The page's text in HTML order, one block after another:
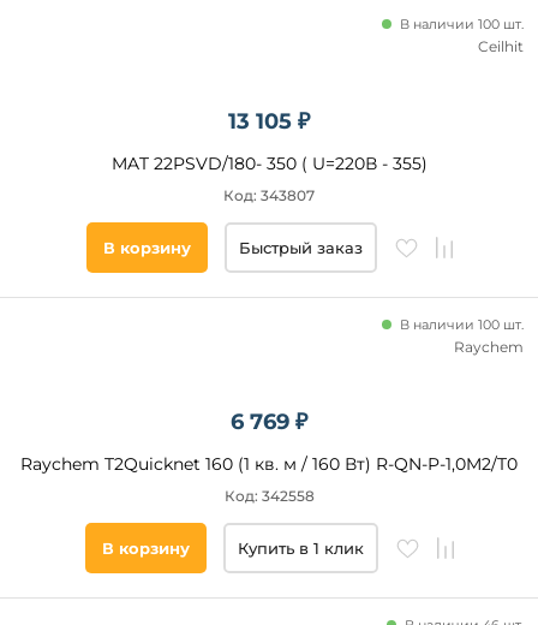
13 105 ₽
MAT 22PSVD/180- 350 ( U=220В - 355)
В наличии 100 шт.
Код: 343807
Ceilhit
В корзину Быстрый заказ
6 769 ₽
Raychem T2Quicknet 160 (1 кв. м / 160 Вт) R-QN-P-1,0M2/T0
В наличии 100 шт.
Код: 342558
Raychem
В корзину Купить в 1 клик